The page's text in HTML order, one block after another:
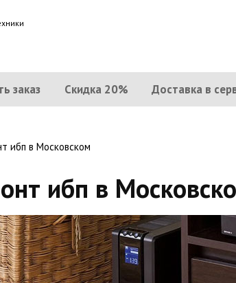
заказ Скидка 20% Доставка в
ибп в Московском
ибп в